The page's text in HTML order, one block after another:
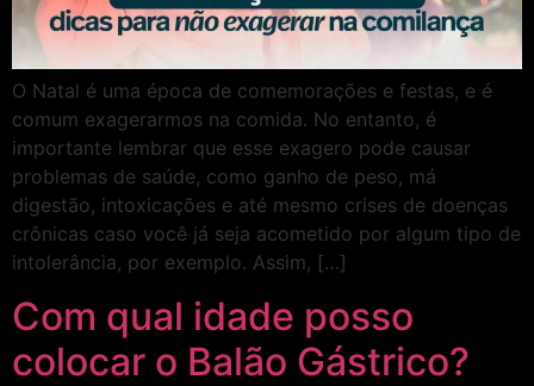
O Natal é uma época de comemorações e festas, e é
comum exagerarmos na comida. No entanto, é
importante lembrar que esse exagero pode causar
problemas de saúde, como ganho de peso, má
digestão, intoxicações e até mesmo crises de doenças
crônicas caso você já seja acometido por algum tipo de
intolerância, por exemplo. Assim, […]
Com qual idade posso
colocar o Balão Gástrico?